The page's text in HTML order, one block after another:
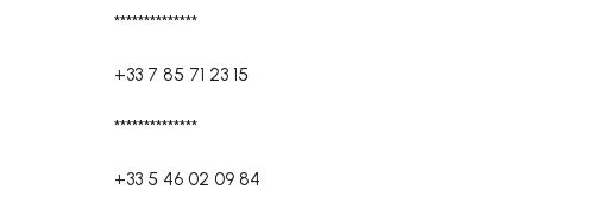
**************
+33 7 85 71 23 15
**************
+33 5 46 02 09 84